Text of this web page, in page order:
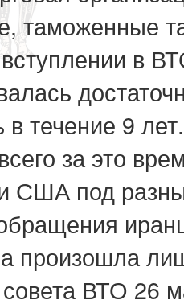
таможенные
в
течение 9
за это
США под
произошла
ВТО 26